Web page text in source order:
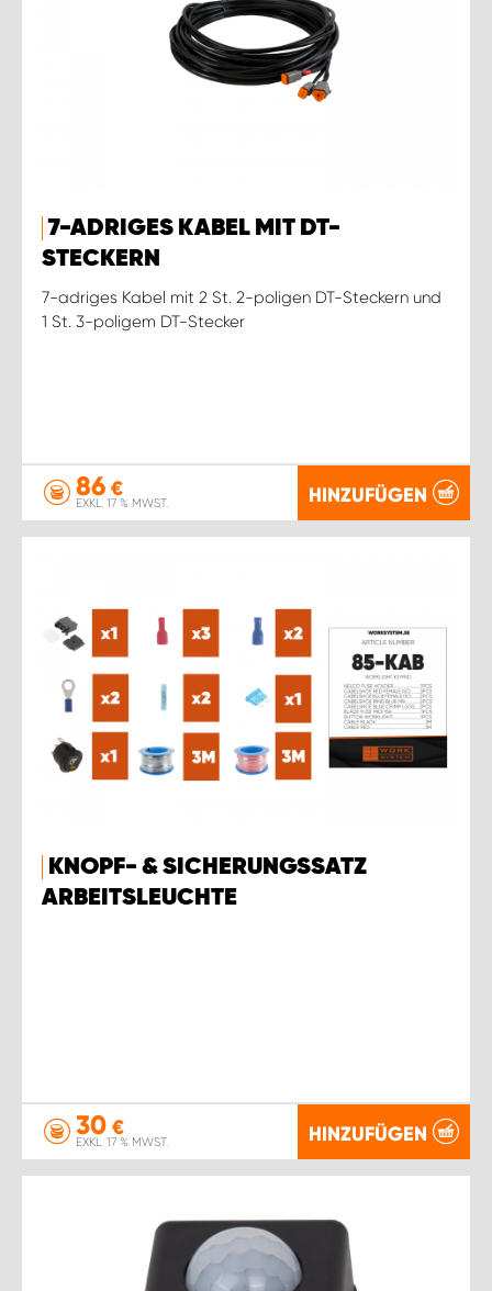
7-ADRIGES KABEL MIT DT-
STECKERN
7-adriges Kabel mit 2 St. 2-poligen DT-Steckern und
1 St. 3-poligem DT-Stecker
86 €
EXKL. 17 % MWST. HINZUFÜGEN
KNOPF- & SICHERUNGSSATZ
ARBEITSLEUCHTE
30 €
EXKL. 17 % MWST. HINZUFÜGEN